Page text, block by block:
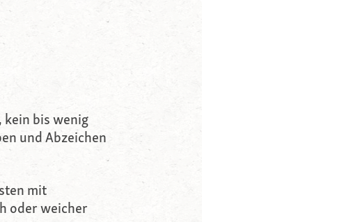
kein bis wenig
und Abzeichen
mit
oder weicher